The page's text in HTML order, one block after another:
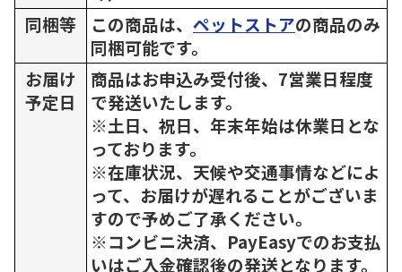
同梱等
この商品は、 ペットストアの商品のみ
同梱可能です。
お届け
予定日
商品はお申込み受付後、7営業日程度
で発送いたします。
※土日、祝日、年末年始は休業日とな
っております。
※在庫状況、天候や交通事情などによ
って、お届けが遅れることがございま
すので予めご了承ください。
※コンビニ決済、PayEasyでのお支払
いはご入金確認後の発送となります。